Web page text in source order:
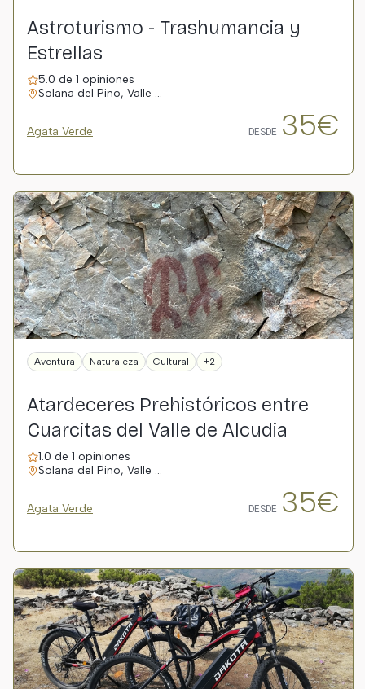
Astroturismo - Trashumancia y
Estrellas
5.0 de 1 opiniones
Solana del Pino, Valle …
Agata Verde DESDE 35€
Aventura Naturaleza Cultural +2
Atardeceres Prehistóricos entre
Cuarcitas del Valle de Alcudia
1.0 de 1 opiniones
Solana del Pino, Valle …
Agata Verde DESDE 35€